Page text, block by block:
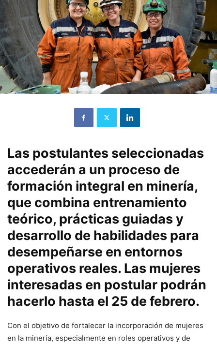
Las postulantes seleccionadas
accederán a un proceso de
formación integral en minería,
que combina entrenamiento
teórico, prácticas guiadas y
desarrollo de habilidades para
desempeñarse en entornos
operativos reales. Las mujeres
interesadas en postular podrán
hacerlo hasta el 25 de febrero.
Con el objetivo de fortalecer la incorporación de mujeres
en la minería, especialmente en roles operativos y de